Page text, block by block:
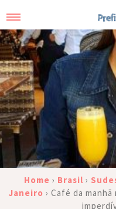
Home › Brasil ›
Janeiro › Café da